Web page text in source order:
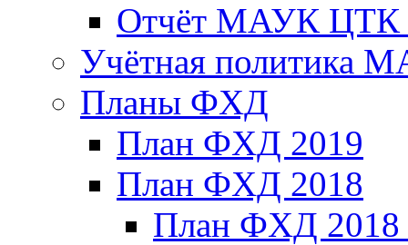
Отчёт МАУК ЦТК
Учётная политика
Планы ФХД
План ФХД 2019
План ФХД 2018
План ФХД